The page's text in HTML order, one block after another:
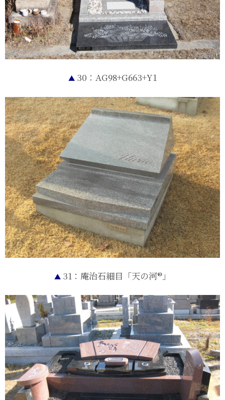
▲ 30：AG98+G663+Y1
▲ 31：庵治石細目「天の河®」